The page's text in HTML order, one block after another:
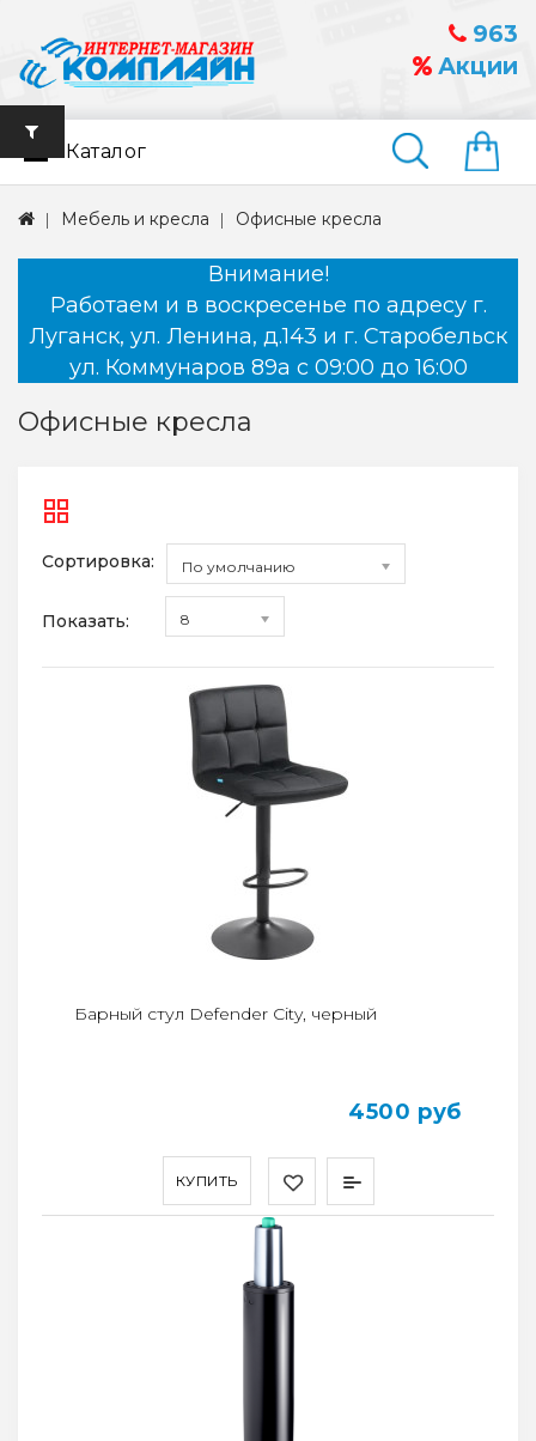
963
Акции
Найти
Каталог
Мебель и кресла Офисные кресла
Внимание!
Работаем и в воскресенье по адресу г.
Луганск, ул. Ленина, д.143 и г. Старобельск
ул. Коммунаров 89а с 09:00 до 16:00
Офисные кресла
Сортировка: По умолчанию
Показать: 8
КУПИТЬ
Барный стул Defender City, черный
4500 руб